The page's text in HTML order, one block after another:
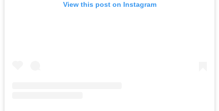
View this post on Instagram